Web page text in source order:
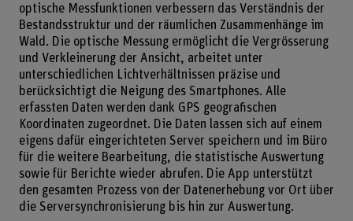
optische Messfunktionen verbessern das Verständnis der
Bestandsstruktur und der räumlichen Zusammenhänge im
Wald. Die optische Messung ermöglicht die Vergrösserung
und Verkleinerung der Ansicht, arbeitet unter
unterschiedlichen Lichtverhältnissen präzise und
berücksichtigt die Neigung des Smartphones. Alle
erfassten Daten werden dank GPS geografischen
Koordinaten zugeordnet. Die Daten lassen sich auf einem
eigens dafür eingerichteten Server speichern und im Büro
für die weitere Bearbeitung, die statistische Auswertung
sowie für Berichte wieder abrufen. Die App unterstützt
den gesamten Prozess von der Datenerhebung vor Ort über
die Serversynchronisierung bis hin zur Auswertung.